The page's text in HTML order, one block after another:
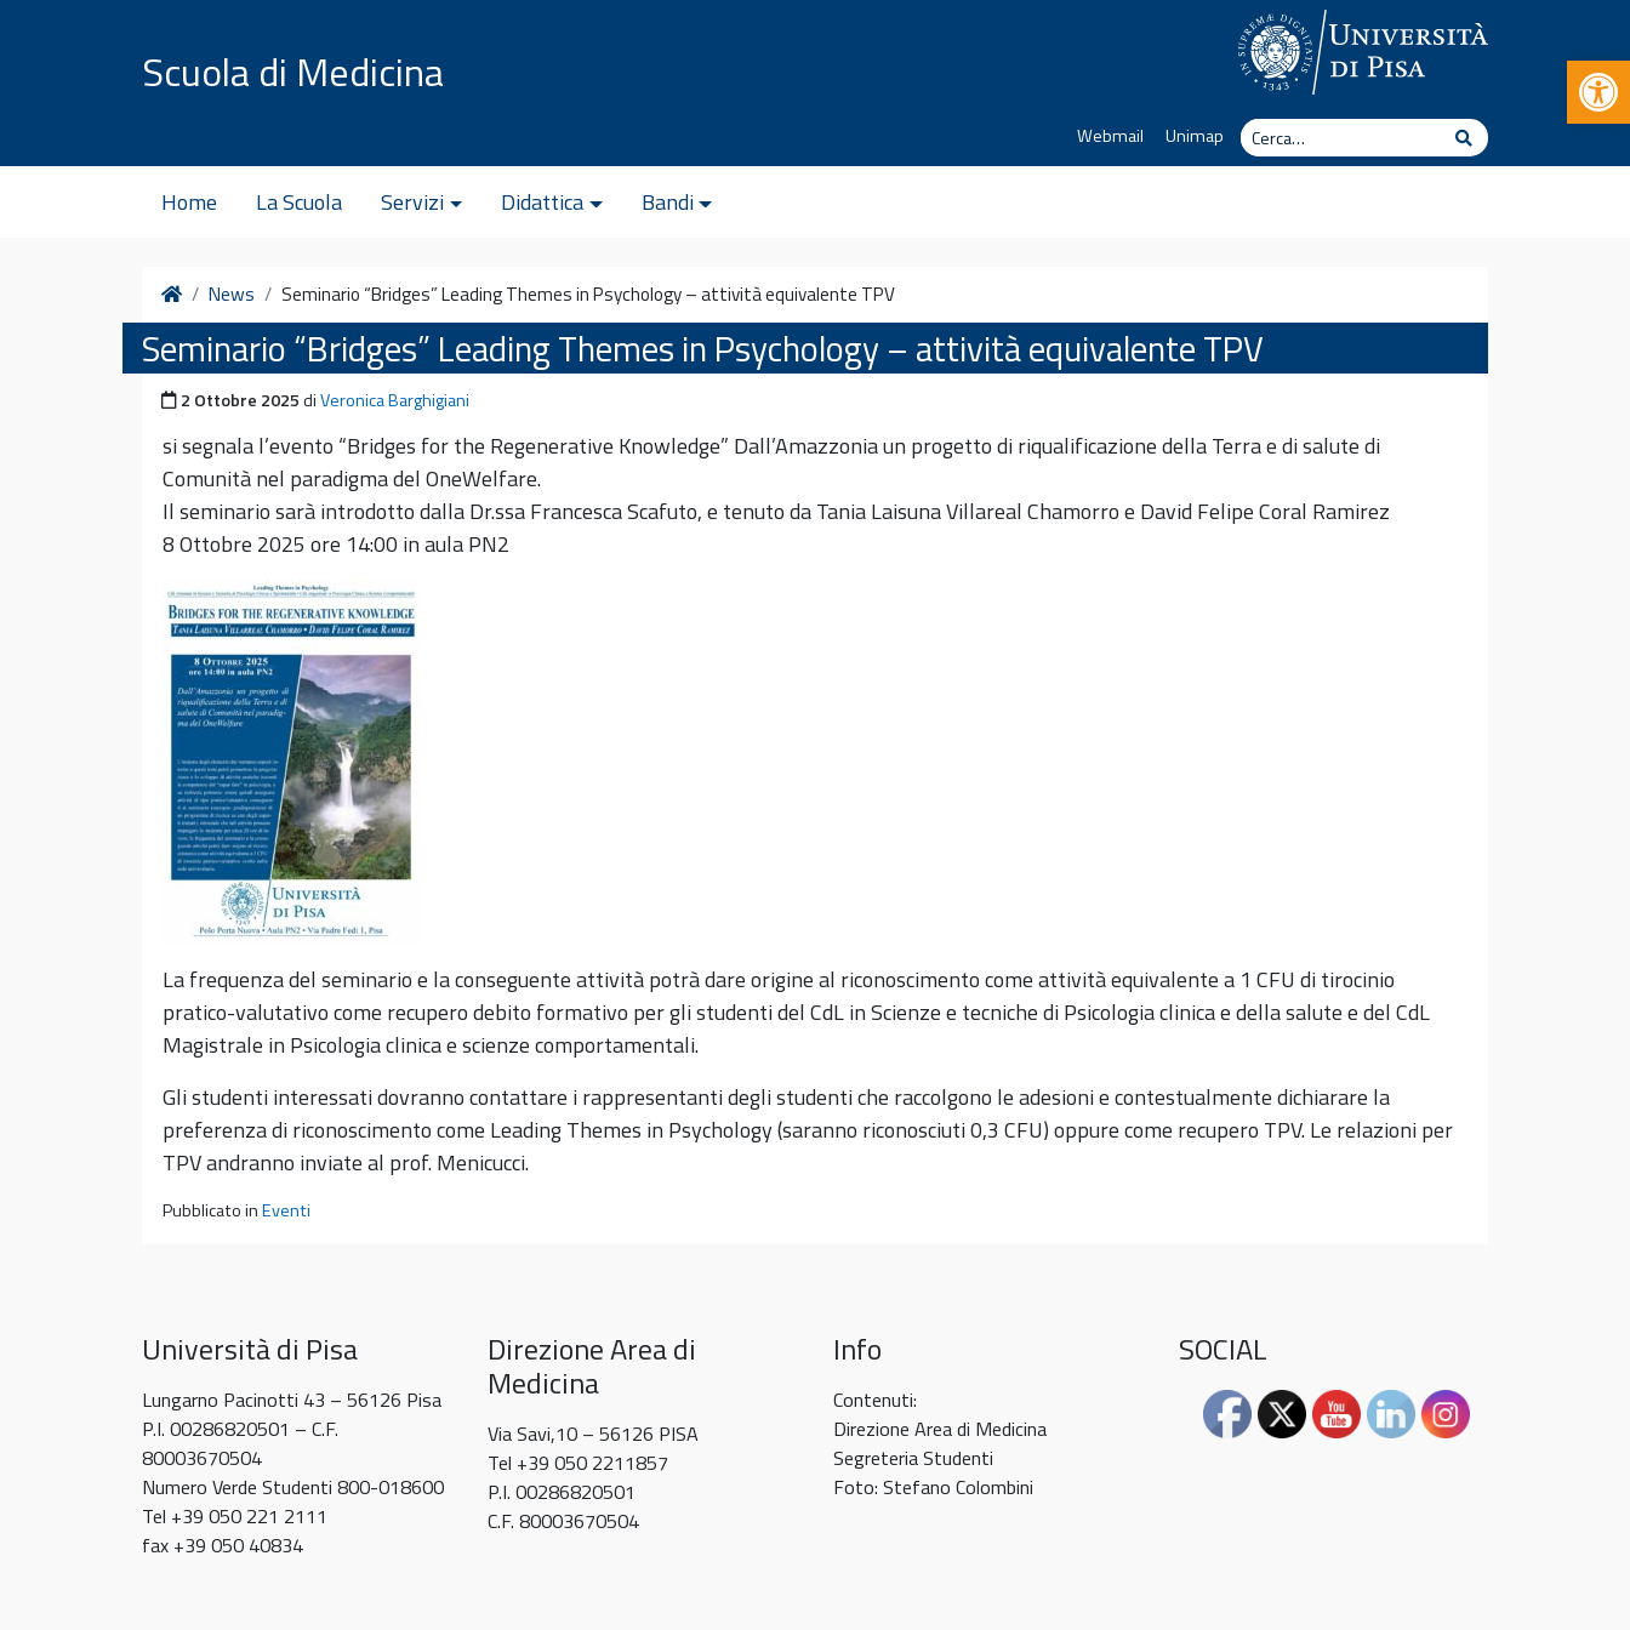
Scuola di Medicina
Webmail Unimap
Cerca
Cerca
Home La Scuola Servizi Didattica Bandi
HomeNews Seminario “Bridges” Leading Themes in Psychology – attività equivalente TPV
Seminario “Bridges” Leading Themes in Psychology – attività equivalente TPV
Pubblicato il
2 Ottobre 2025diVeronica Barghigiani
si segnala l’evento “Bridges for the Regenerative Knowledge” Dall’Amazzonia un progetto di riqualificazione della Terra e di salute di
Comunità nel paradigma del OneWelfare.
Il seminario sarà introdotto dalla Dr.ssa Francesca Scafuto, e tenuto da Tania Laisuna Villareal Chamorro e David Felipe Coral Ramirez
8 Ottobre 2025 ore 14:00 in aula PN2
La frequenza del seminario e la conseguente attività potrà dare origine al riconoscimento come attività equivalente a 1 CFU di tirocinio
pratico-valutativo come recupero debito formativo per gli studenti del CdL in Scienze e tecniche di Psicologia clinica e della salute e del CdL
Magistrale in Psicologia clinica e scienze comportamentali.
Gli studenti interessati dovranno contattare i rappresentanti degli studenti che raccolgono le adesioni e contestualmente dichiarare la
preferenza di riconoscimento come Leading Themes in Psychology (saranno riconosciuti 0,3 CFU) oppure come recupero TPV. Le relazioni per
TPV andranno inviate al prof. Menicucci.
Pubblicato inEventi
Università di Pisa
Lungarno Pacinotti 43 – 56126 Pisa
P.I. 00286820501 – C.F.
80003670504
Numero Verde Studenti 800-018600
Tel +39 050 221 2111
fax +39 050 40834
Direzione Area di
Medicina
Via Savi,10 – 56126 PISA
Tel +39 050 2211857
P.I. 00286820501
C.F. 80003670504
Info
Contenuti:
Direzione Area di Medicina
Segreteria Studenti
Foto: Stefano Colombini
SOCIAL